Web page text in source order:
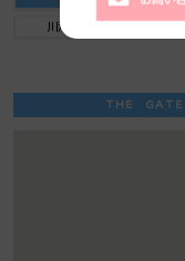
川沿い、公園沿い
ＴＨＥ ＧＡＴ